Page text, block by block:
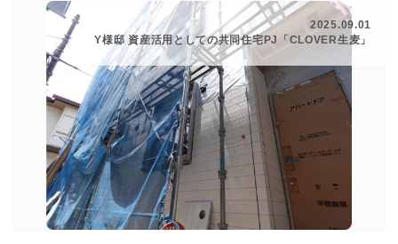
2025.09.01
Y様邸 資産活用としての共同住宅PJ「CLOVER生麦」